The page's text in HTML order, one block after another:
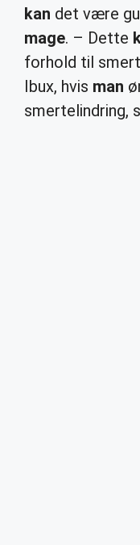
kan det være
mage. – Dette
forhold til
Ibux, hvis man
smertelindring,